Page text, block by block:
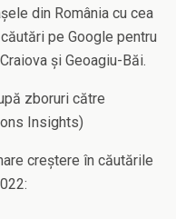
din România cu cea
pe Google pentru
și Geoagiu-Băi.
zboruri către
Insights)
creștere în căutările